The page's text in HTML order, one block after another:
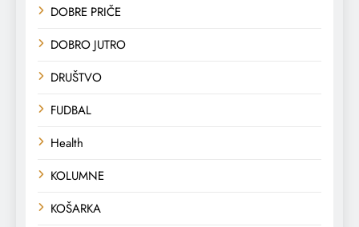
DOBRE PRIČE
DOBRO JUTRO
DRUŠTVO
FUDBAL
Health
KOLUMNE
KOŠARKA